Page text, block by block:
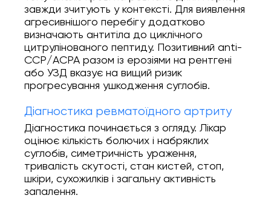
завжди зчитують у контексті. Для виявлення
агресивнішого перебігу додатково
визначають антитіла до циклічного
цитрулінованого пептиду. Позитивний anti-
CCP/ACPA разом із ерозіями на рентгені
або УЗД вказує на вищий ризик
прогресування ушкодження суглобів.
Діагностика ревматоїдного артриту
Діагностика починається з огляду. Лікар
оцінює кількість болючих і набряклих
суглобів, симетричність ураження,
тривалість скутості, стан кистей, стоп,
шкіри, сухожилків і загальну активність
запалення.